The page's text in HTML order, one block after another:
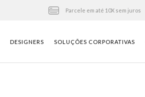
Parcele em até 10X sem juros
DESIGNERS SOLUÇÕES CORPORATIVAS